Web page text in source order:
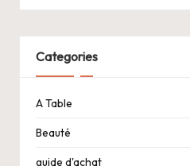
Categories
A Table
Beauté
guide d'achat